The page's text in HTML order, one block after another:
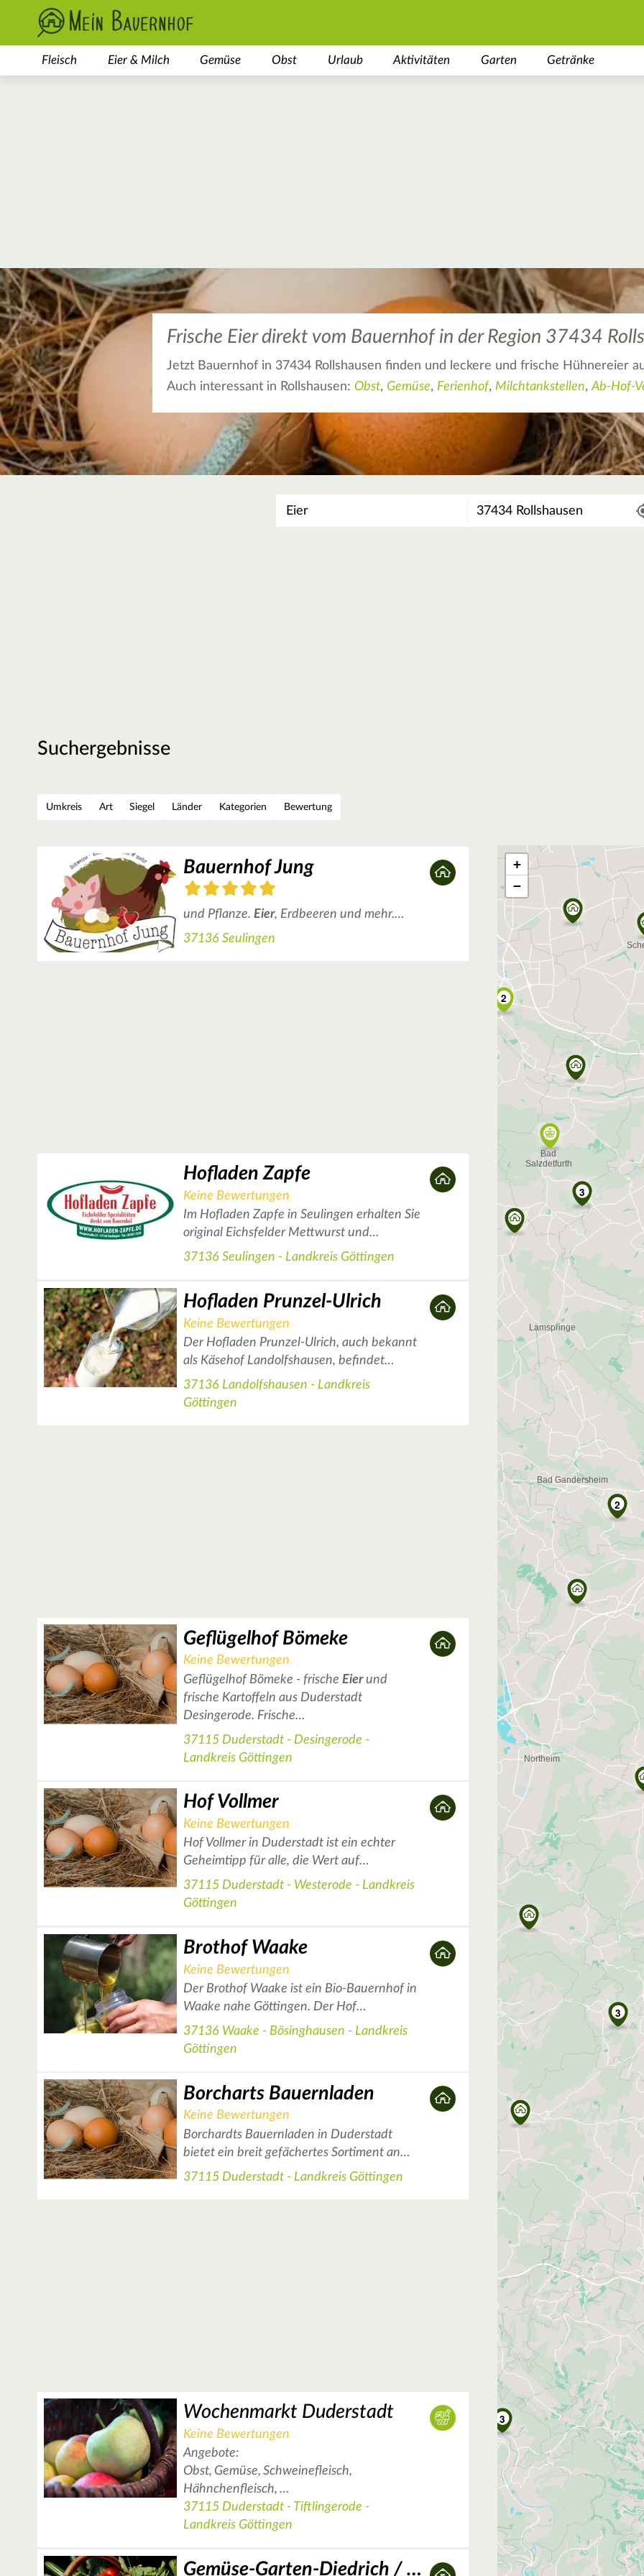
Fleisch Eier & Milch Gemüse Obst Urlaub Aktivitäten Garten Getränke
Frische Eier direkt vom Bauernhof in der Region 37434
Jetzt Bauernhof in 37434 Rollshausen finden und leckere und frische Hühnereier
Auch interessant in Rollshausen: Obst, Gemüse, Ferienhof, Milchtankstellen,Ab-Hof-
Suchergebnisse
Umkreis Art Siegel Länder Kategorien Bewertung
Bauernhof Jung
und Pflanze. Eier, Erdbeeren und mehr.…
37136 Seulingen
Hofladen Zapfe
Keine Bewertungen
Im Hofladen Zapfe in Seulingen erhalten Sie
original Eichsfelder Mettwurst und…
37136 Seulingen - Landkreis Göttingen
Hofladen Prunzel-Ulrich
Keine Bewertungen
Der Hofladen Prunzel-Ulrich, auch bekannt
als Käsehof Landolfshausen, befindet…
37136 Landolfshausen - Landkreis
Göttingen
Geflügelhof Bömeke
Keine Bewertungen
Geflügelhof Bömeke - frische Eierund
frische Kartoffeln aus Duderstadt
Desingerode. Frische…
37115 Duderstadt - Desingerode -
Landkreis Göttingen
Hof Vollmer
Keine Bewertungen
Hof Vollmer in Duderstadt ist ein echter
Geheimtipp für alle, die Wert auf…
37115 Duderstadt - Westerode - Landkreis
Göttingen
Brothof Waake
Keine Bewertungen
Der Brothof Waake ist ein Bio-Bauernhof in
Waake nahe Göttingen. Der Hof…
37136 Waake - Bösinghausen - Landkreis
Göttingen
Borcharts Bauernladen
Keine Bewertungen
Borchardts Bauernladen in Duderstadt
bietet ein breit gefächertes Sortiment an…
37115 Duderstadt - Landkreis Göttingen
Wochenmarkt Duderstadt
Keine Bewertungen
Angebote:
Obst, Gemüse, Schweinefleisch,
Hähnchenfleisch, …
37115 Duderstadt - Tiftlingerode -
Landkreis Göttingen
Gemüse-Garten-Diedrich / Diedrich's Feinkost-Scheune
3
2
3
3
2
+
−